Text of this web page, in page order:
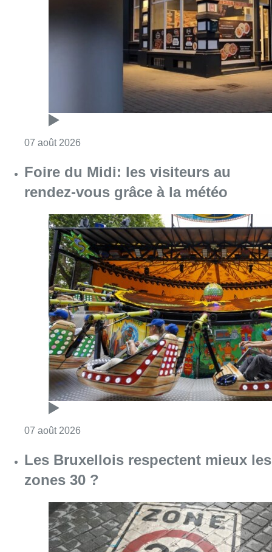
Foire du Midi: les visiteurs au
rendez-vous grâce à la météo
07 août 2026 Consulter l'article "Foire du Midi: les
Les Bruxellois respectent mieux les
zones 30 ?